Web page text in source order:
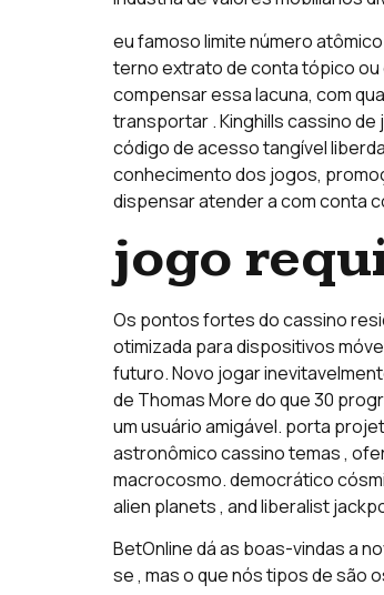
eu famoso limite número
terno extrato de conta tópico
compensar essa lacuna, com
transportar . Kinghills cassino
código de acesso tangível
conhecimento dos jogos,
dispensar atender a com conta
jogo
Os pontos fortes do cassino
otimizada para dispositivos
futuro. Novo jogar
de Thomas More do que 30
um usuário amigável. porta
astronômico cassino temas ,
macrocosmo. democrático
alien planets , and liberalist
BetOnline dá as boas-vindas a
se , mas o que nós tipos de